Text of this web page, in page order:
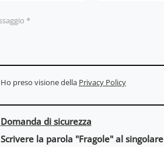
Ho preso visione della Privacy Policy
Domanda di sicurezza
Scrivere la parola "Fragole" al singolare